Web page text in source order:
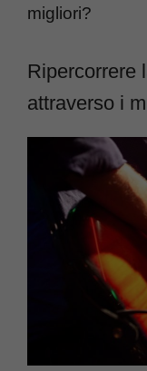
migliori?
Ripercorrere
attraverso i